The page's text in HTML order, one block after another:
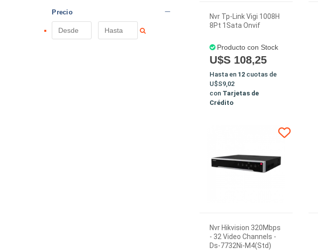
Precio
Nvr Tp-Link Vigi 1008H
8Pt 1Sata Onvif
Producto con Stock
U$S 108,25
Hasta en 12cuotas de
U$S9,02
con Tarjetas de
Crédito
Nvr Hikvision 320Mbps
- 32 Video Channels -
Ds-7732Ni-M4(Std)